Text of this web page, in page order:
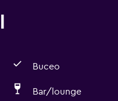
Buceo
Bar/lounge